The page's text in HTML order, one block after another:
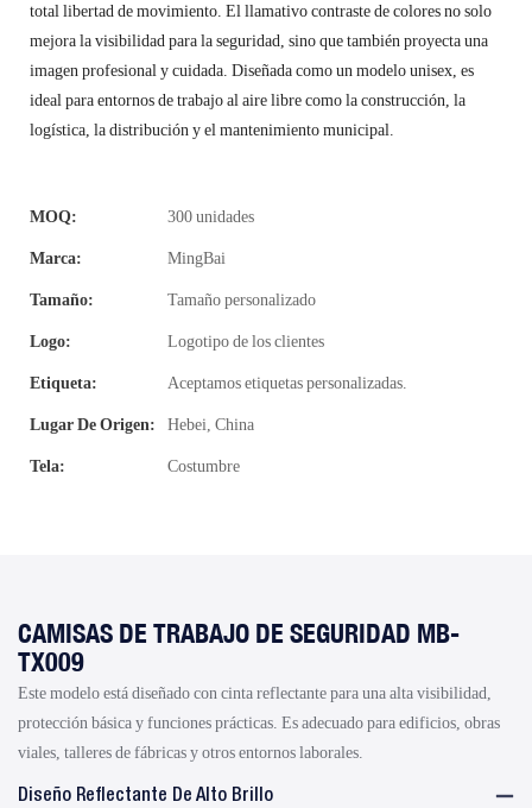
total libertad de movimiento. El llamativo contraste de colores no solo
mejora la visibilidad para la seguridad, sino que también proyecta una
imagen profesional y cuidada. Diseñada como un modelo unisex, es
ideal para entornos de trabajo al aire libre como la construcción, la
logística, la distribución y el mantenimiento municipal.
MOQ: 300 unidades
Marca: MingBai
Tamaño: Tamaño personalizado
Logo: Logotipo de los clientes
Etiqueta: Aceptamos etiquetas personalizadas.
Lugar De Origen: Hebei, China
Tela: Costumbre
CAMISAS DE TRABAJO DE SEGURIDAD MB-
TX009
Este modelo está diseñado con cinta reflectante para una alta visibilidad,
protección básica y funciones prácticas. Es adecuado para edificios, obras
viales, talleres de fábricas y otros entornos laborales.
Diseño Reflectante De Alto Brillo